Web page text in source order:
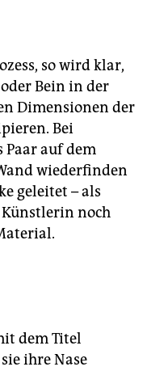
so wird klar,
Bein in der
Dimensionen der
Bei
auf dem
wiederfinden
geleitet – als
noch
dem Titel
ihre Nase